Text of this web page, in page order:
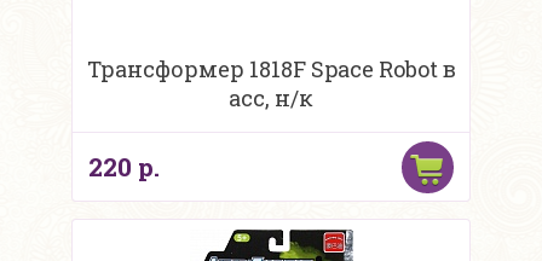
Трансформер 1818F Space Robot в
асс, н/к
220 р.